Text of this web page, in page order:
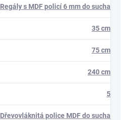
Regály s MDF policí 6 mm do sucha
35 cm
75 cm
240 cm
5
Dřevovláknitá police MDF do sucha